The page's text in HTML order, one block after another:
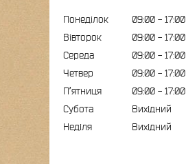
Понеділок 09:00
17:00
Вівторок
09:00
17:00
Середа
09:00
17:00
Четвер
09:00
17:00
Пʼятниця
09:00
17:00
Субота
Вихідний
Неділя
Вихідний